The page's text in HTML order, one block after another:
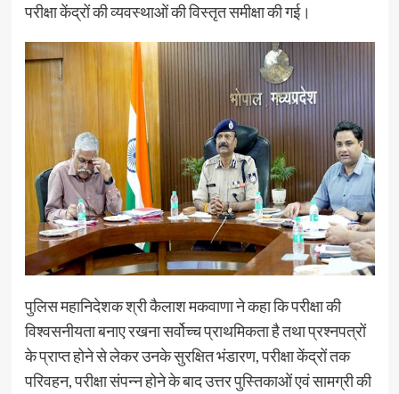
परीक्षा केंद्रों की व्यवस्थाओं की विस्तृत समीक्षा की गई।
पुलिस महानिदेशक श्री कैलाश मकवाणा ने कहा कि परीक्षा की
विश्वसनीयता बनाए रखना सर्वोच्च प्राथमिकता है तथा प्रश्नपत्रों
के प्राप्त होने से लेकर उनके सुरक्षित भंडारण, परीक्षा केंद्रों तक
परिवहन, परीक्षा संपन्न होने के बाद उत्तर पुस्तिकाओं एवं सामग्री की